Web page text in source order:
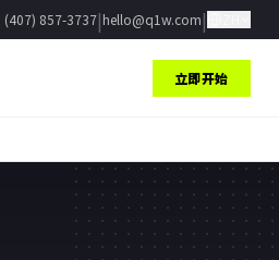
(407) 857-3737|hello@q1w.com|
立即开始